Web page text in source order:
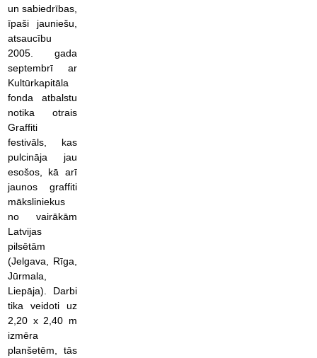
un sabiedrības,
īpaši jauniešu,
atsaucību
2005. gada
septembrī ar
Kultūrkapitāla
fonda atbalstu
notika otrais
Graffiti
festivāls, kas
pulcināja jau
esošos, kā arī
jaunos graffiti
māksliniekus
no vairākām
Latvijas
pilsētām
(Jelgava, Rīga,
Jūrmala,
Liepāja). Darbi
tika veidoti uz
2,20 x 2,40 m
izmēra
planšetēm, tās